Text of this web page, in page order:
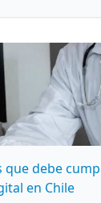
que debe
en Chile